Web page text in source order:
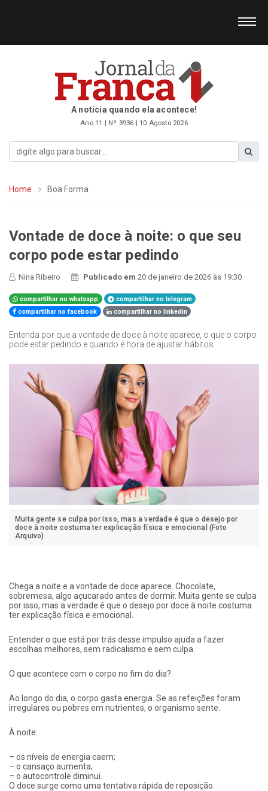
A notícia quando ela acontece!
Ano 11 | Nº 3936 | 10 Agosto 2026
Home Boa Forma
Vontade de doce à noite: o que seu
corpo pode estar pedindo
Nina Ribeiro Publicado em20 de janeiro de 2026 às 19:30
compartilhar no whatsapp
compartilhar no telegram
compartilhar no facebook
compartilhar no linkedin
Entenda por que a vontade de doce à noite aparece, o que o corpo
pode estar pedindo e quando é hora de ajustar hábitos
Muita gente se culpa por isso, mas a verdade é que o desejo por
doce à noite costuma ter explicação física e emocional (Foto
Arquivo)
Chega a noite e a vontade de doce aparece. Chocolate,
sobremesa, algo açucarado antes de dormir. Muita gente se culpa
por isso, mas a verdade é que o desejo por doce à noite costuma
ter explicação física e emocional.
Entender o que está por trás desse impulso ajuda a fazer
escolhas melhores, sem radicalismo e sem culpa.
O que acontece com o corpo no fim do dia?
Ao longo do dia, o corpo gasta energia. Se as refeições foram
irregulares ou pobres em nutrientes, o organismo sente.
À noite:
– os níveis de energia caem;
– o cansaço aumenta;
– o autocontrole diminui.
O doce surge como uma tentativa rápida de reposição.